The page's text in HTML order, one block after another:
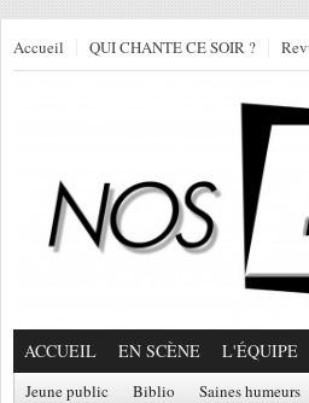
Accueil QUI CHANTE CE SOIR ?
ACCUEIL EN SCÈNE L'ÉQUIPE
Jeune public Biblio Saines humeurs